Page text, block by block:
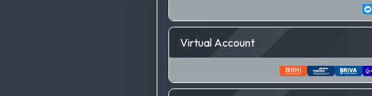
Virtual Account